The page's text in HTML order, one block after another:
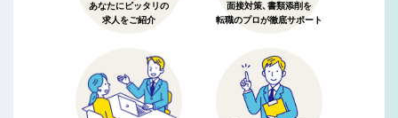
あなたにピッタリの
求人をご紹介
面接対策、書類添削を
転職のプロが徹底サポート